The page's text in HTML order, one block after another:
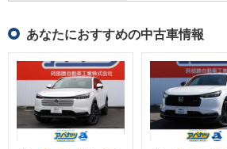
あなたにおすすめの中古車情報